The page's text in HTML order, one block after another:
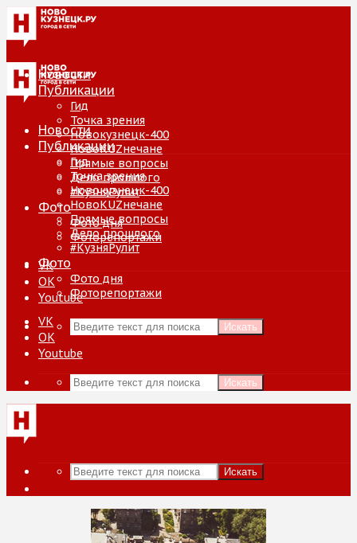
Новости
Публикации
Гид
Точка зрения
Новокузнецк-400
НовоKUZнечане
Прямые вопросы
Дело прошлого
#КузняРулит
Фото
Фото дня
Фоторепортажи
VK
ОК
Youtube
Искать
Новости
Публикации
Гид
Точка зрения
Новокузнецк-400
НовоKUZнечане
Прямые вопросы
Дело прошлого
#КузняРулит
Фото
Фото дня
Фоторепортажи
VK
ОК
Youtube
Искать
Искать